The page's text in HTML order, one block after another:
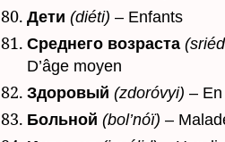
Дети (diéti) – Enfants
Среднего возраста
D’âge moyen
Здоровый (zdoróvyi) –
Больной (bol’nóï) –